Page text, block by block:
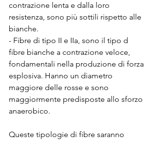
contrazione lenta e dalla loro
resistenza, sono più sottili rispetto alle
bianche.
- Fibre di tipo II e IIa, sono il tipo d
fibre bianche a contrazione veloce,
fondamentali nella produzione di forza
esplosiva. Hanno un diametro
maggiore delle rosse e sono
maggiormente predisposte allo sforzo
anaerobico.
Queste tipologie di fibre saranno